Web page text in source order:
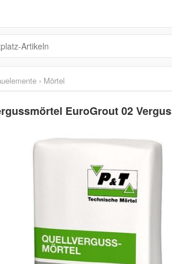
› Mörtel
EuroGrout 02